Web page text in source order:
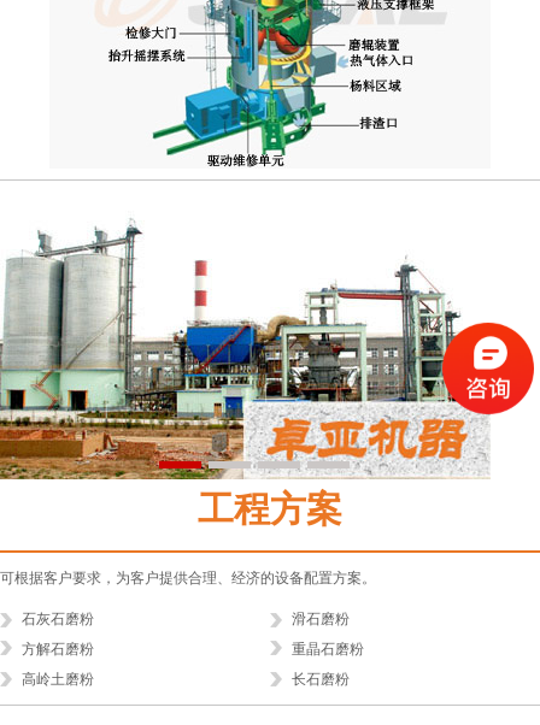
工程方案
可根据客户要求，为客户提供合理、经济的设备配置方案。
石灰石磨粉
方解石磨粉
高岭土磨粉
滑石磨粉
重晶石磨粉
长石磨粉